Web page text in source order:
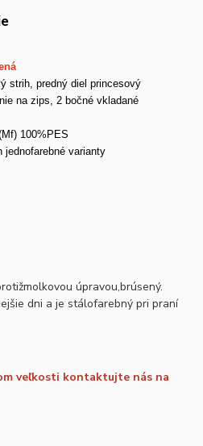
strih, predný diel princesový
na zips, 2 bočné vkladané
100%PES
jednofarebné varianty
úpravou,brúsený.
dni a je stálofarebný pri praní
veľkosti kontaktujte nás na